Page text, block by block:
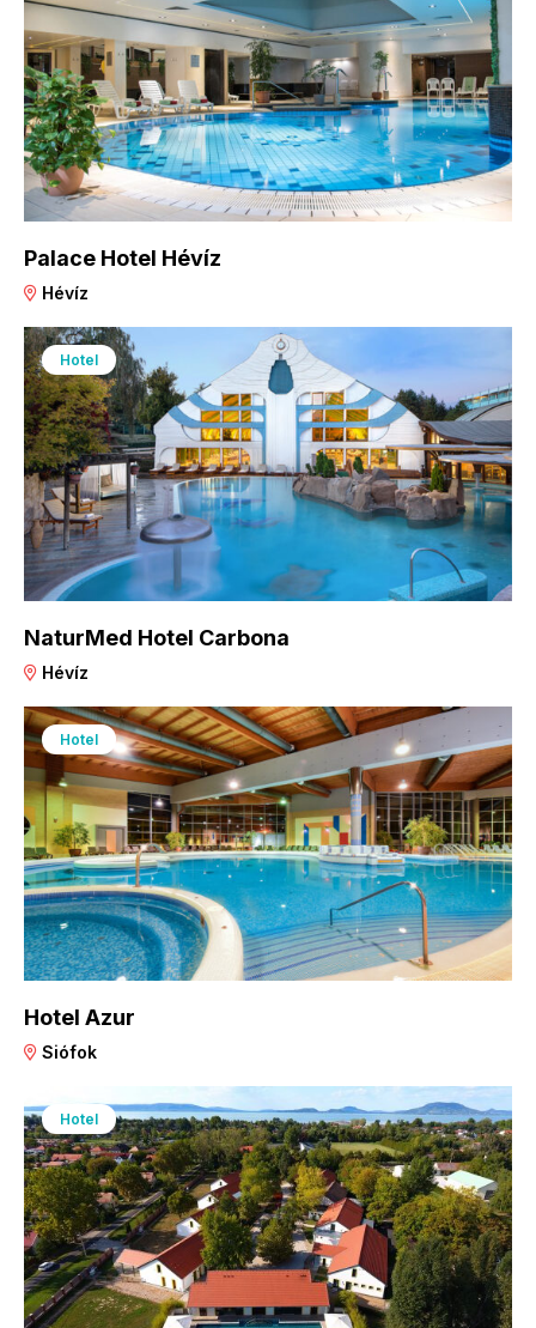
Palace Hotel Hévíz
Hévíz
Hotel
NaturMed Hotel Carbona
Hévíz
Hotel
Hotel Azur
Siófok
Hotel